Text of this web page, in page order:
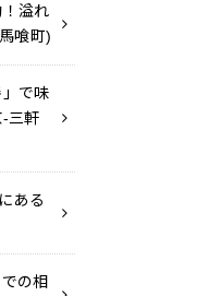
溢れ
喰町)
で味
三軒
ある
の相